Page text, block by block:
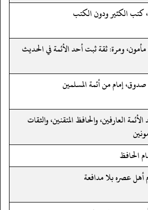
كتب الكثير ودون الكتب
ومرة: ثقة ثبت أحد الأئمة في الحديث
إمام من أئمة المسلمين
العارفين، والحافظ المتقنين، والثقات
الحافظ
أهل عصره بلا مدافعة